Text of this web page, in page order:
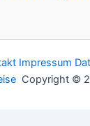
Impressum
Copyright ©